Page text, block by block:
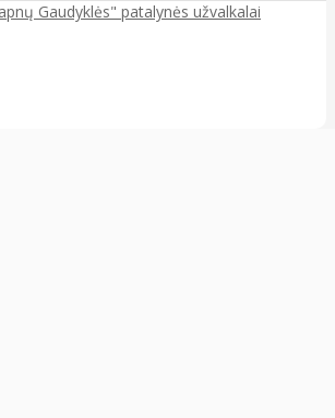
Gaudyklės" patalynės užvalkalai